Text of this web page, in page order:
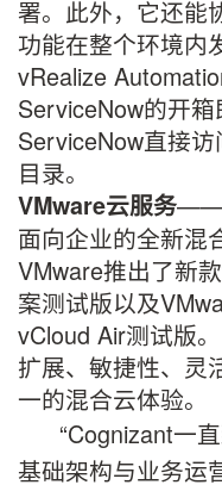
署。此外，它还能
功能在整个环境内
vRealize
ServiceNow的开
ServiceNow直接
目录。
VMware云服务——
面向企业的全新混
VMware推出了新
案测试版以及
vCloud Air测试版
扩展、敏捷性、灵
一的混合云体验。
“Cognizant一
基础架构与业务运